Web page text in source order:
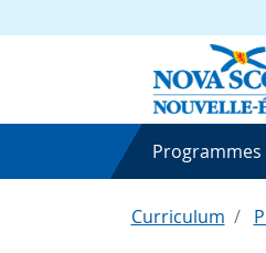
Programmes
Curriculum